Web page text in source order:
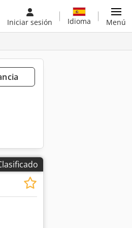
Iniciar sesión Idioma Menú